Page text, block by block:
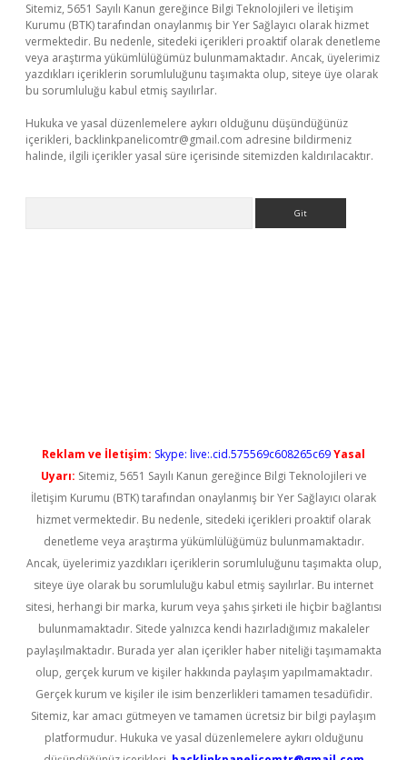
Sitemiz, 5651 Sayılı Kanun gereğince Bilgi Teknolojileri ve İletişim
Kurumu (BTK) tarafından onaylanmış bir Yer Sağlayıcı olarak hizmet
vermektedir. Bu nedenle, sitedeki içerikleri proaktif olarak denetleme
veya araştırma yükümlülüğümüz bulunmamaktadır. Ancak, üyelerimiz
yazdıkları içeriklerin sorumluluğunu taşımakta olup, siteye üye olarak
bu sorumluluğu kabul etmiş sayılırlar.
Hukuka ve yasal düzenlemelere aykırı olduğunu düşündüğünüz
içerikleri, backlinkpanelicomtr@gmail.com adresine bildirmeniz
halinde, ilgili içerikler yasal süre içerisinde sitemizden kaldırılacaktır.
Reklam ve İletişim: Skype: live:.cid.575569c608265c69Yasal
Uyarı: Sitemiz, 5651 Sayılı Kanun gereğince Bilgi Teknolojileri ve
İletişim Kurumu (BTK) tarafından onaylanmış bir Yer Sağlayıcı olarak
hizmet vermektedir. Bu nedenle, sitedeki içerikleri proaktif olarak
denetleme veya araştırma yükümlülüğümüz bulunmamaktadır.
Ancak, üyelerimiz yazdıkları içeriklerin sorumluluğunu taşımakta olup,
siteye üye olarak bu sorumluluğu kabul etmiş sayılırlar. Bu internet
sitesi, herhangi bir marka, kurum veya şahıs şirketi ile hiçbir bağlantısı
bulunmamaktadır. Sitede yalnızca kendi hazırladığımız makaleler
paylaşılmaktadır. Burada yer alan içerikler haber niteliği taşımamakta
olup, gerçek kurum ve kişiler hakkında paylaşım yapılmamaktadır.
Gerçek kurum ve kişiler ile isim benzerlikleri tamamen tesadüfidir.
Sitemiz, kar amacı gütmeyen ve tamamen ücretsiz bir bilgi paylaşım
platformudur. Hukuka ve yasal düzenlemelere aykırı olduğunu